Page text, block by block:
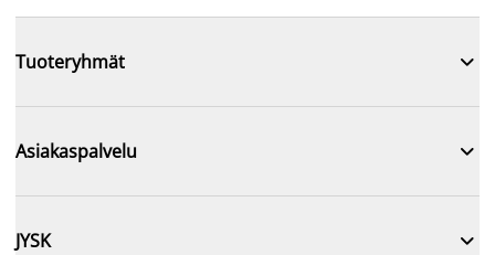
Tuoteryhmät 
Asiakaspalvelu 
JYSK 